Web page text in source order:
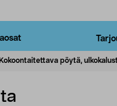
Kokoontaitettava pöytä,